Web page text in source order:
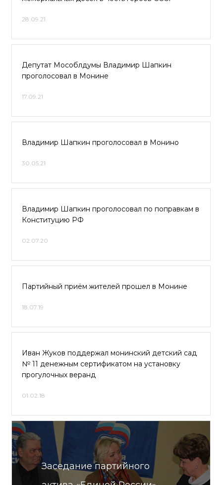
28.09.21
Депутат Мособлдумы Владимир Шапкин
проголосовал в Монине
17.09.21
Владимир Шапкин проголосовал в Монино
30.05.21
Владимир Шапкин проголосовал по поправкам в
Конституцию РФ
02.07.20
Партийный приём жителей прошел в Монине
18.07.19
Иван Жуков поддержал монинский детский сад
№ 11 денежным сертификатом на установку
прогулочных веранд
01.02.18
Заседание партийного